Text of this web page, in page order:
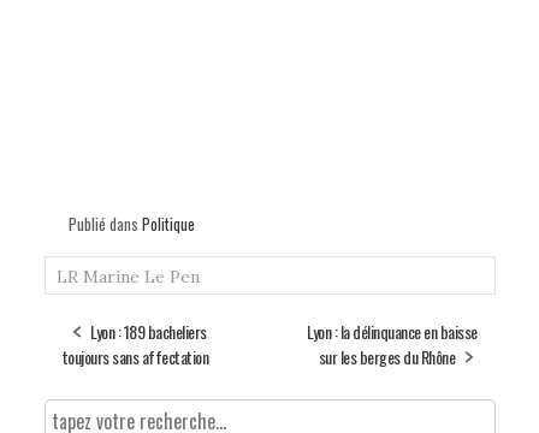
Publié dans Politique
LR Marine Le Pen
Lyon : 189 bacheliers
toujours sans affectation
Lyon : la délinquance en baisse
sur les berges du Rhône